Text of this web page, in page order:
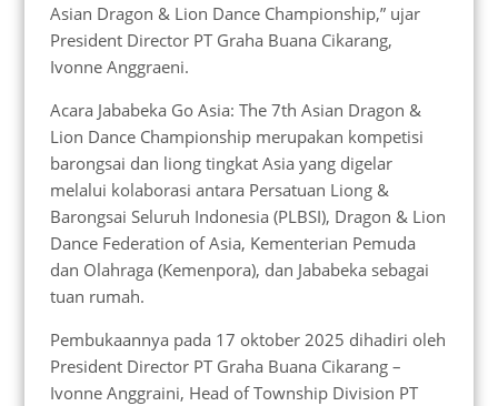
Asian Dragon & Lion Dance Championship,” ujar
President Director PT Graha Buana Cikarang,
Ivonne Anggraeni.
Acara Jababeka Go Asia: The 7th Asian Dragon &
Lion Dance Championship merupakan kompetisi
barongsai dan liong tingkat Asia yang digelar
melalui kolaborasi antara Persatuan Liong &
Barongsai Seluruh Indonesia (PLBSI), Dragon & Lion
Dance Federation of Asia, Kementerian Pemuda
dan Olahraga (Kemenpora), dan Jababeka sebagai
tuan rumah.
Pembukaannya pada 17 oktober 2025 dihadiri oleh
President Director PT Graha Buana Cikarang –
Ivonne Anggraini, Head of Township Division PT